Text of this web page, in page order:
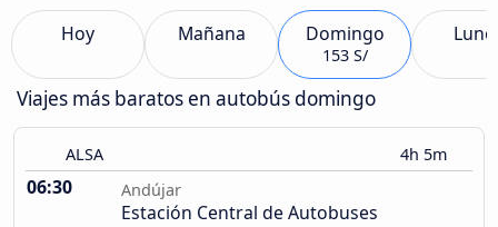
Hoy Mañana Domingo
153 S/
Viajes más baratos en autobús domingo
ALSA 4h 5m
06:30 Andújar
Estación Central de Autobuses